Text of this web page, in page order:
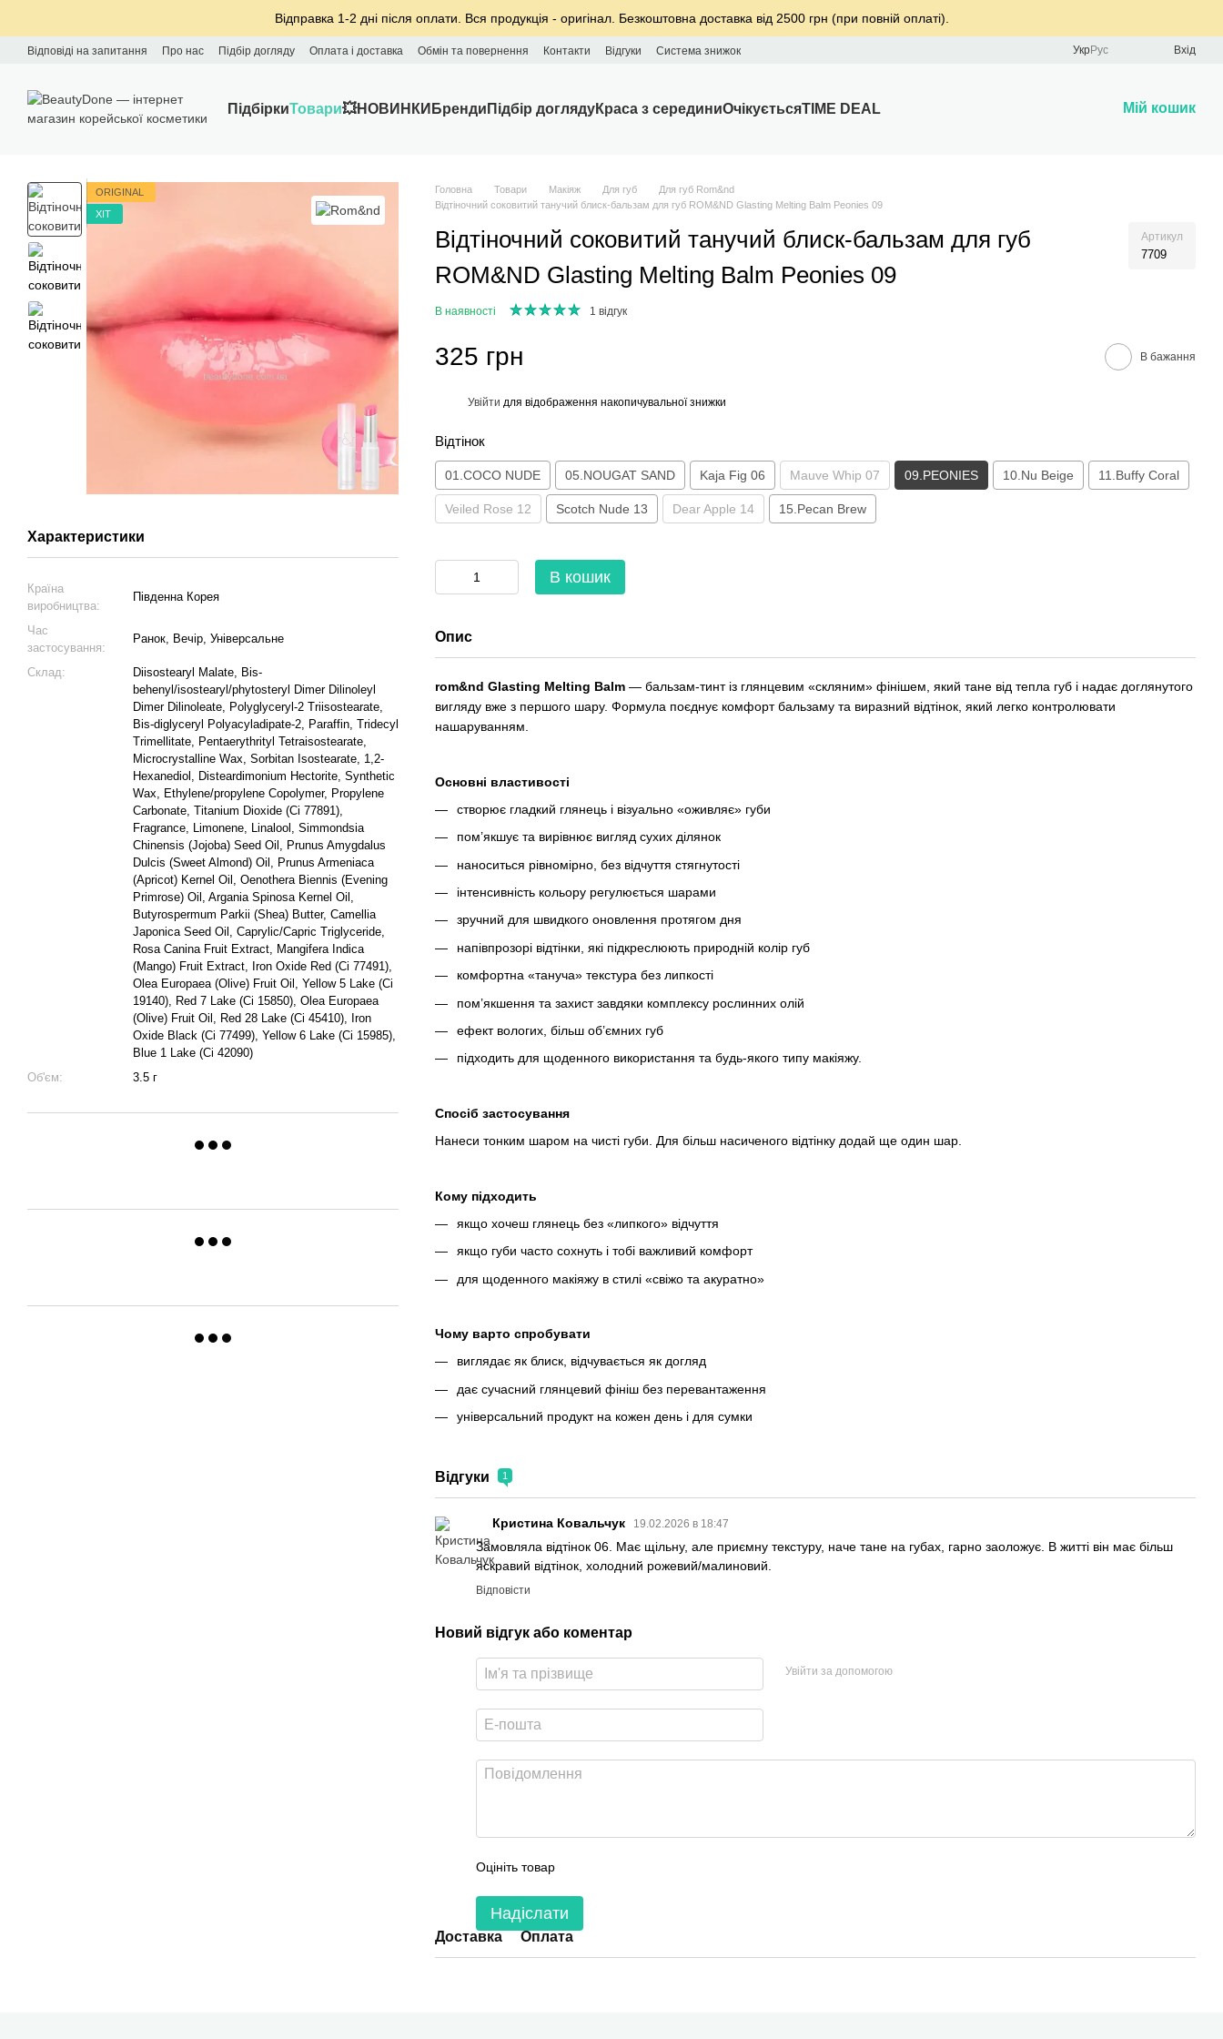
Відправка 1-2 дні після оплати. Вся продукція - оригінал. Безкоштовна доставка від 2500 грн (при повній оплаті).
Відповіді на запитання Про нас Підбір догляду Оплата і доставка Обмін та повернення Контакти Відгуки Система знижок УкрРус Вхід
ПідбіркиТовари💥НОВИНКИ Бренди Підбір доглядуКраса з серединиОчікуєтьсяTIME DEAL Мій кошик
ORIGINAL
ХІТ
Характеристики
Країна
виробництва:
Південна Корея
Час
застосування:
Ранок, Вечір, Універсальне
Склад:
Diisostearyl Malate, Bis-
behenyl/isostearyl/phytosteryl Dimer Dilinoleyl
Dimer Dilinoleate, Polyglyceryl-2 Triisostearate,
Bis-diglyceryl Polyacyladipate-2, Paraffin, Tridecyl
Trimellitate, Pentaerythrityl Tetraisostearate,
Microcrystalline Wax, Sorbitan Isostearate, 1,2-
Hexanediol, Disteardimonium Hectorite, Synthetic
Wax, Ethylene/propylene Copolymer, Propylene
Carbonate, Titanium Dioxide (Ci 77891),
Fragrance, Limonene, Linalool, Simmondsia
Chinensis (Jojoba) Seed Oil, Prunus Amygdalus
Dulcis (Sweet Almond) Oil, Prunus Armeniaca
(Apricot) Kernel Oil, Oenothera Biennis (Evening
Primrose) Oil, Argania Spinosa Kernel Oil,
Butyrospermum Parkii (Shea) Butter, Camellia
Japonica Seed Oil, Caprylic/Capric Triglyceride,
Rosa Canina Fruit Extract, Mangifera Indica
(Mango) Fruit Extract, Iron Oxide Red (Ci 77491),
Olea Europaea (Olive) Fruit Oil, Yellow 5 Lake (Ci
19140), Red 7 Lake (Ci 15850), Olea Europaea
(Olive) Fruit Oil, Red 28 Lake (Ci 45410), Iron
Oxide Black (Ci 77499), Yellow 6 Lake (Ci 15985),
Blue 1 Lake (Ci 42090)
Об'єм:
3.5 г
Головна Товари Макіяж Для губ
Для губ Rom&nd
Відтіночний соковитий танучий блиск-бальзам для губ ROM&ND Glasting Melting Balm Peonies 09
Відтіночний соковитий танучий блиск-бальзам для губ
ROM&ND Glasting Melting Balm Peonies 09
Артикул
7709
В наявності 1 відгук
325 грн В бажання
Увійти для відображення накопичувальної знижки
Відтінок
01.COCO NUDE 05.NOUGAT SAND Kaja Fig 06 Mauve Whip 07 09.PEONIES 10.Nu Beige 11.Buffy Coral
Veiled Rose 12 Scotch Nude 13 Dear Apple 14 15.Pecan Brew
В кошик
Опис
rom&nd Glasting Melting Balm — бальзам-тинт із глянцевим «скляним» фінішем, який тане від тепла губ і надає доглянутого
вигляду вже з першого шару. Формула поєднує комфорт бальзаму та виразний відтінок, який легко контролювати
нашаруванням.
Основні властивості
створює гладкий глянець і візуально «оживляє» губи
пом’якшує та вирівнює вигляд сухих ділянок
наноситься рівномірно, без відчуття стягнутості
інтенсивність кольору регулюється шарами
зручний для швидкого оновлення протягом дня
напівпрозорі відтінки, які підкреслюють природній колір губ
комфортна «тануча» текстура без липкості
пом’якшення та захист завдяки комплексу рослинних олій
ефект вологих, більш об’ємних губ
підходить для щоденного використання та будь-якого типу макіяжу.
Спосіб застосування
Нанеси тонким шаром на чисті губи. Для більш насиченого відтінку додай ще один шар.
Кому підходить
якщо хочеш глянець без «липкого» відчуття
якщо губи часто сохнуть і тобі важливий комфорт
для щоденного макіяжу в стилі «свіжо та акуратно»
Чому варто спробувати
виглядає як блиск, відчувається як догляд
дає сучасний глянцевий фініш без перевантаження
універсальний продукт на кожен день і для сумки
Відгуки 1
Кристина Ковальчук 19.02.2026 в 18:47
Замовляла відтінок 06. Має щільну, але приємну текстуру, наче тане на губах, гарно заоложує. В житті він має більш
яскравий відтінок, холодний рожевий/малиновий.
Відповісти
Новий відгук або коментар
Увійти за допомогою
Оцініть товар
Надіслати
Доставка Оплата